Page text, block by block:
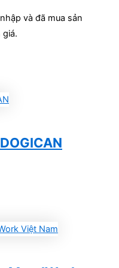
và đã mua sản
giá.